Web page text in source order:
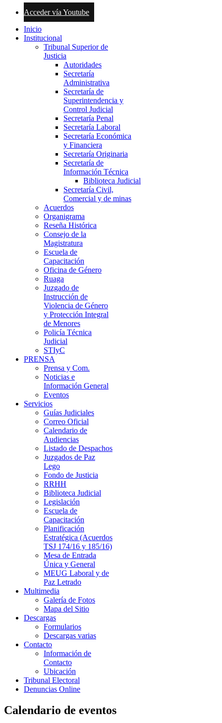
Acceder vía Youtube
Inicio
Institucional
Tribunal Superior de
Justicia
Autoridades
Secretaría
Administrativa
Secretaría de
Superintendencia y
Control Judicial
Secretaría Penal
Secretaría Laboral
Secretaría Económica
y Financiera
Secretaría Originaria
Secretaría de
Información Técnica
Biblioteca Judicial
Secretaría Civil,
Comercial y de minas
Acuerdos
Organigrama
Reseña Histórica
Consejo de la
Magistratura
Escuela de
Capacitación
Oficina de Género
Ruaga
Juzgado de
Instrucción de
Violencia de Género
y Protección Integral
de Menores
Policía Técnica
Judicial
STIyC
PRENSA
Prensa y Com.
Noticias e
Información General
Eventos
Servicios
Guías Judiciales
Correo Oficial
Calendario de
Audiencias
Listado de Despachos
Juzgados de Paz
Lego
Fondo de Justicia
RRHH
Biblioteca Judicial
Legislación
Escuela de
Capacitación
Planificación
Estratégica (Acuerdos
TSJ 174/16 y 185/16)
Mesa de Entrada
Única y General
MEUG Laboral y de
Paz Letrado
Multimedia
Galería de Fotos
Mapa del Sitio
Descargas
Formularios
Descargas varias
Contacto
Información de
Contacto
Ubicación
Tribunal Electoral
Denuncias Online
Calendario de eventos